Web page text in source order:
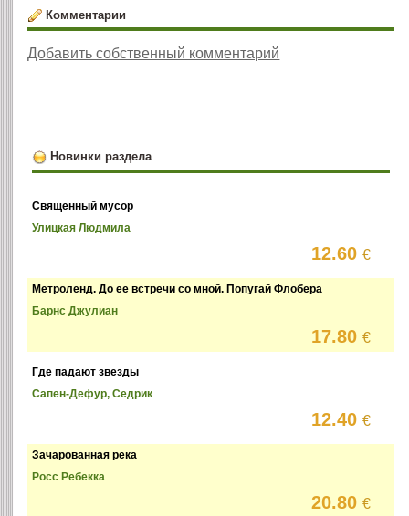
Комментарии
Добавить собственный комментарий
Новинки раздела
Священный мусор
Улицкая Людмила
12.60€
Метроленд. До ее встречи со мной. Попугай Флобера
Барнс Джулиан
17.80€
Где падают звезды
Сапен-Дефур, Седрик
12.40€
Зачарованная река
Росс Ребекка
20.80€